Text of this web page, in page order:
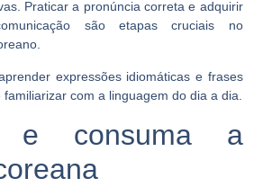
Praticar a pronúncia correta e adquirir
são etapas cruciais no
.
expressões idiomáticas e frases
com a linguagem do dia a dia.
e consuma a